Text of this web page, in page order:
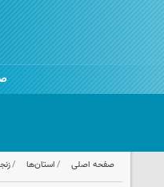
صفحه اصلی استان‌ها